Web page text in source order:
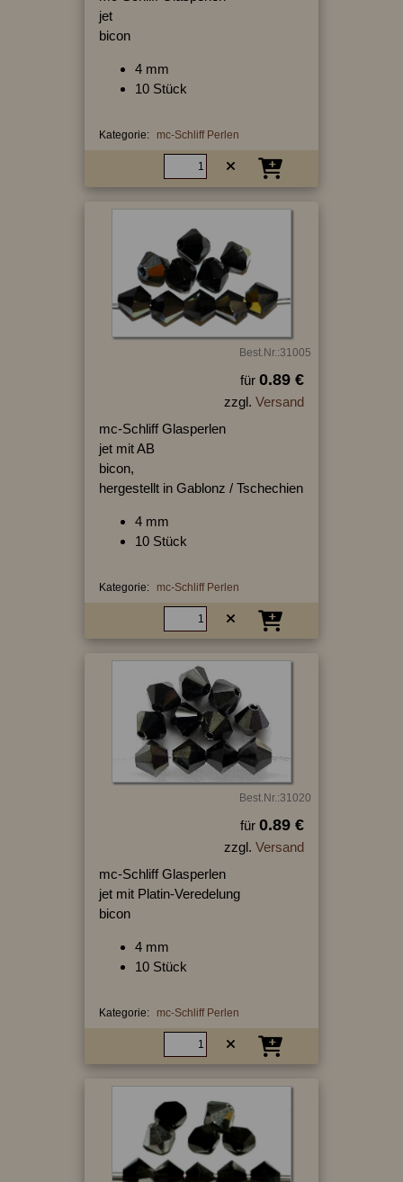
jet
bicon
4 mm
10 Stück
Kategorie: mc-Schliff Perlen
Best.Nr.:31005
für 0.89 €
zzgl. Versand
mc-Schliff Glasperlen
jet mit AB
bicon,
hergestellt in Gablonz / Tschechien
4 mm
10 Stück
Kategorie: mc-Schliff Perlen
Best.Nr.:31020
für 0.89 €
zzgl. Versand
mc-Schliff Glasperlen
jet mit Platin-Veredelung
bicon
4 mm
10 Stück
Kategorie: mc-Schliff Perlen